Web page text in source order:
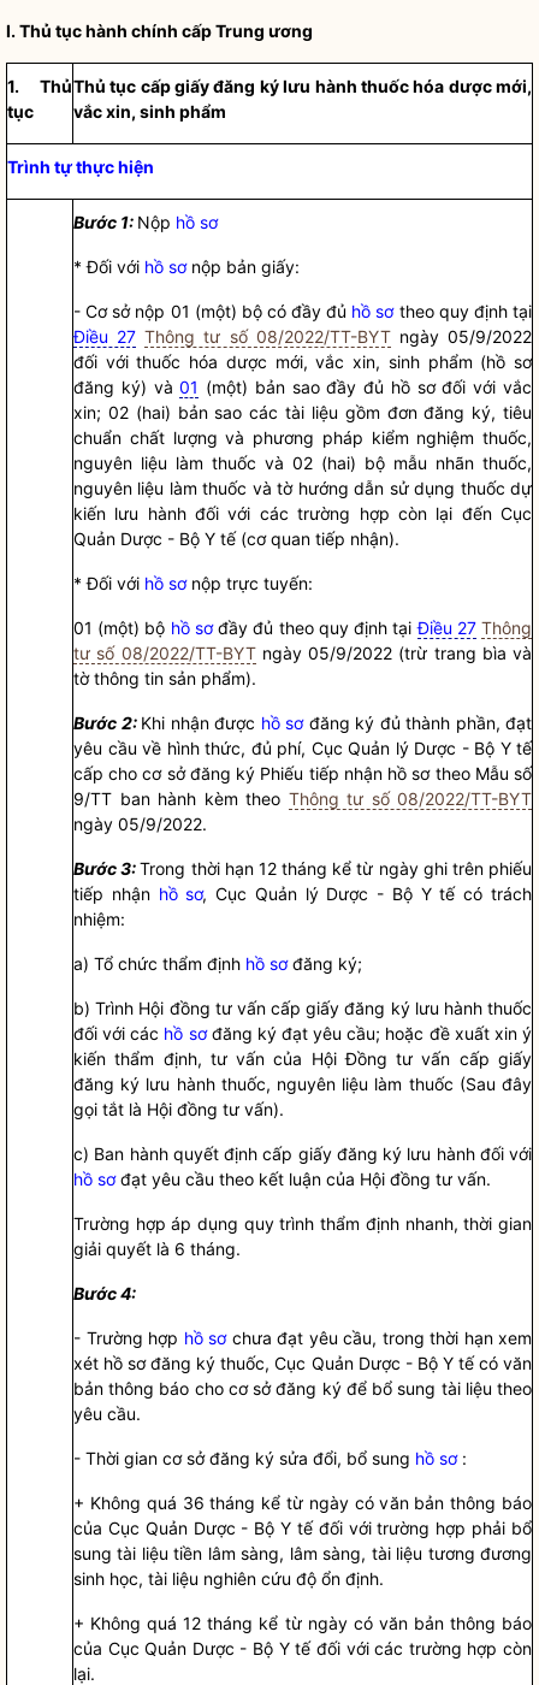
I.Thủ tục hành chính cấp Trung ương
1. Thủ
tục
Thủ tục cấp giấy đăng ký lưu hành thuốc hóa dược mới,
vắc xin, sinh phẩm
Trình tự thực hiện
Bước 1: Nộp hồ sơ
* Đối với hồ sơnộp bản giấy:
- Cơ sở nộp 01 (một) bộ có đầy đủ hồ sơtheo quy định tại
Điều 27 Thông tư số 08/2022/TT-BYTngày 05/9/2022
đối với thuốc hóa dược mới, vắc xin, sinh phẩm (hồ sơ
đăng ký) và01 (một) bản sao đầy đủ hồ sơđối với vắc
xin; 02 (hai) bản sao các tài liệu gồm đơn đăng ký, tiêu
chuẩn chất lượng và phương pháp kiểm nghiệm thuốc,
nguyên liệu làm thuốc và 02 (hai) bộ mẫu nhãn thuốc,
nguyên liệu làm thuốc và tờ hướng dẫn sử dụng thuốc dự
kiến lưu hành đối với các trường hợp còn lại đến Cục
Quản Dược - Bộ Y tế (cơ quan tiếp nhận).
* Đối với hồ sơnộp trực tuyến:
01 (một) bộ hồ sơđầy đủ theo quy định tạiĐiều 27 Thông
tư số 08/2022/TT-BYTngày 05/9/2022 (trừ trang bìa và
tờ thông tin sản phẩm).
Bước 2: Khi nhận được hồ sơđăng ký đủ thành phần, đạt
yêu cầu về hình thức, đủ phí, Cục Quản lý Dược - Bộ Y tế
cấp cho cơ sở đăng ký Phiếu tiếp nhận hồ sơtheo Mẫu số
9/TT ban hành kèm theo Thông tư số 08/2022/TT-BYT
ngày 05/9/2022.
Bước 3:Trong thời hạn 12 tháng kể từ ngày ghi trên phiếu
tiếp nhận hồ sơ, Cục Quản lý Dược - Bộ Y tế có trách
nhiệm:
a) Tổ chức thẩm định hồ sơđăng ký;
b) Trình Hội đồng tư vấn cấp giấy đăng ký lưu hành thuốc
đối với các hồ sơđăng ký đạt yêu cầu; hoặc đề xuất xin ý
kiến thẩm định, tư vấn của Hội Đồng tư vấn cấp giấy
đăng ký lưu hành thuốc, nguyên liệu làm thuốc (Sau đây
gọi tắt là Hội đồng tư vấn).
c) Ban hành quyết định cấp giấy đăng ký lưu hành đối với
hồ sơđạt yêu cầu theo kết luận của Hội đồng tư vấn.
Trường hợp áp dụng quy trình thẩm định nhanh, thời gian
giải quyết là 6 tháng.
Bước 4:
- Trường hợp hồ sơchưa đạt yêu cầu, trong thời hạn xem
xét hồ sơđăng ký thuốc, Cục Quản Dược - Bộ Y tế có văn
bản thông báo cho cơ sở đăng ký để bổ sung tài liệu theo
yêu cầu.
- Thời gian cơ sở đăng ký sửa đổi, bổ sung hồ sơ:
+ Không quá 36 tháng kể từ ngày có văn bản thông báo
của Cục Quản Dược - Bộ Y tế đối với trường hợp phải bổ
sung tài liệu tiền lâm sàng, lâm sàng, tài liệu tương đương
sinh học, tài liệu nghiên cứu độ ổn định.
+ Không quá 12 tháng kể từ ngày có văn bản thông báo
của Cục Quản Dược - Bộ Y tế đối với các trường hợp còn
lại.